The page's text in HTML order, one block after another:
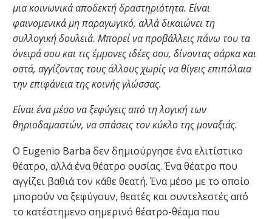
μια κοινωνικά αποδεκτή δραστηριότητα. Είναι
φαινομενικά μη παραγωγικό, αλλά δικαιώνει τη
συλλογική δουλειά. Μπορεί να προβάλλεις πάνω του τα
όνειρά σου και τις έμμονες ιδέες σου, δίνοντας σάρκα και
οστά, αγγίζοντας τους άλλους χωρίς να θίγεις επιπόλαια
την επιφάνεια της κοινής γλώσσας.
Είναι ένα μέσο να ξεφύγεις από τη λογική των
θηριοδαμαστών, να σπάσεις τον κύκλο της μοναξιάς.
Ο Eugenio Barba δεν δημιούργησε ένα ελιτίστικο
θέατρο, αλλά ένα θέατρο ουσίας. Ένα θέατρο που
αγγίζει βαθιά τον κάθε θεατή. Ένα μέσο με το οποίο
μπορούν να ξεφύγουν, θεατές και συντελεστές από
το κατέστημενο σημερινό θέατρο-θέαμα που